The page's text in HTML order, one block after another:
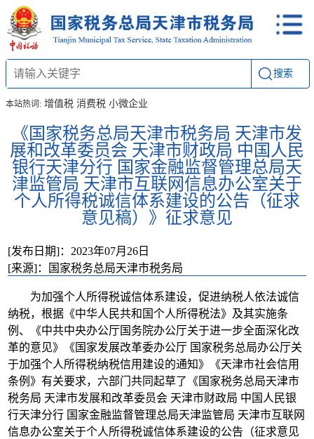
搜索
本站热词: 增值税 消费税 小微企业
《国家税务总局天津市税务局 天津市发
展和改革委员会 天津市财政局 中国人民
银行天津分行 国家金融监督管理总局天
津监管局 天津市互联网信息办公室关于
个人所得税诚信体系建设的公告（征求
意见稿）》征求意见
[发布日期]：2023年07月26日
[来源]：国家税务总局天津市税务局
为加强个人所得税诚信体系建设，促进纳税人依法诚信
纳税，根据《中华人民共和国个人所得税法》及其实施条
例、《中共中央办公厅国务院办公厅关于进一步全面深化改
革的意见》《国家发展改革委办公厅 国家税务总局办公厅关
于加强个人所得税纳税信用建设的通知》《天津市社会信用
条例》有关要求，六部门共同起草了《国家税务总局天津市
税务局 天津市发展和改革委员会 天津市财政局 中国人民银
行天津分行 国家金融监督管理总局天津监管局 天津市互联网
信息办公室关于个人所得税诚信体系建设的公告（征求意见